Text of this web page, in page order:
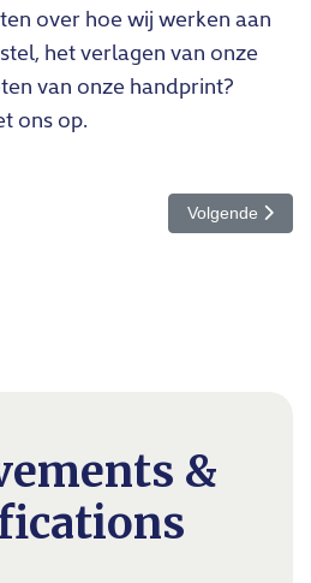
over hoe wij werken aan
het verlagen van onze
van onze handprint?
ons op.
jaar vooruitgang in regie en innovatie
Volgende
Volgende
&